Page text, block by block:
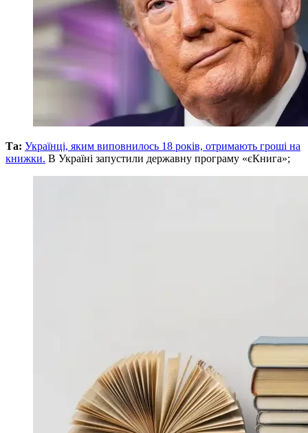
Та: Українці, яким виповнилось 18 років, отримають гроші на
книжки. В Україні запустили державну програму «єКнига»;